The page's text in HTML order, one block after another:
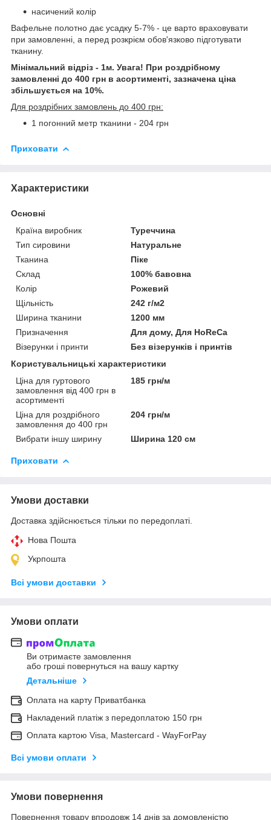
насичений колір
Вафельне полотно дає усадку 5-7% - це варто враховувати
при замовленні, а перед розкрієм обов'язково підготувати
тканину.
Мінімальний відріз - 1м. Увага! При роздрібному
замовленні до 400 грн в асортименті, зазначена ціна
збільшується на 10%.
Для роздрібних замовлень до 400 грн:
1 погонний метр тканини - 204 грн
Приховати
Характеристики
Основні
Країна виробник
Туреччина
Тип сировини
Натуральне
Тканина
Піке
Склад
100% бавовна
Колір
Рожевий
Щільність
242 г/м2
Ширина тканини
1200 мм
Призначення
Для дому, Для HoReCa
Візерунки і принти
Без візерунків і принтів
Користувальницькі характеристики
Ціна для гуртового
замовлення від 400 грн в
асортименті
185 грн/м
Ціна для роздрібного
замовлення до 400 грн
204 грн/м
Вибрати іншу ширину Ширина 120 см
Приховати
Умови доставки
Доставка здійснюється тільки по передоплаті.
Нова Пошта
Укрпошта
Всі умови доставки
Умови оплати
Ви отримаєте замовлення
або гроші повернуться на вашу картку
Детальніше
Оплата на карту Приватбанка
Накладений платіж з передоплатою 150 грн
Оплата картою Visa, Mastercard - WayForPay
Всі умови оплати
Умови повернення
Повернення товару впродовж 14 днів за домовленістю